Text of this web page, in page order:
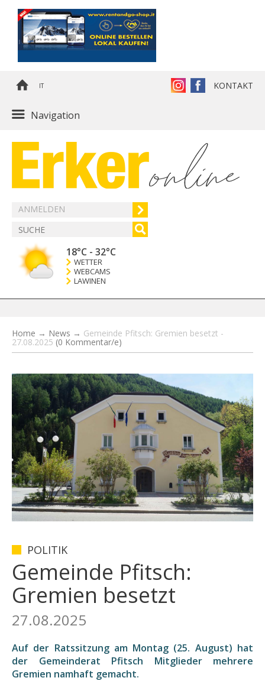
IT KONTAKT
Navigation
ANMELDEN
18°C - 32°C
WETTER
WEBCAMS
LAWINEN
Home → News → Gemeinde Pfitsch: Gremien besetzt -
27.08.2025 (0 Kommentar/e)
POLITIK
Gemeinde Pfitsch:
Gremien besetzt
27.08.2025
Auf der Ratssitzung am Montag (25. August) hat
der Gemeinderat Pfitsch Mitglieder mehrere
Gremien namhaft gemacht.